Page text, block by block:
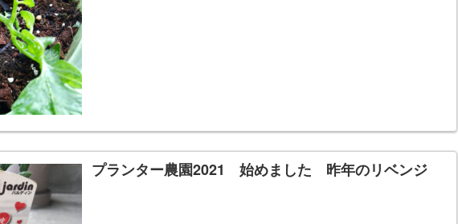
プランター農園2021 始めました 昨年のリベンジ